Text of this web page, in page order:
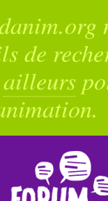
de
ailleurs